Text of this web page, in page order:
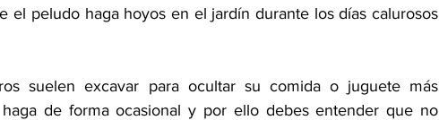
el peludo haga hoyos en el jardín durante los días calurosos
suelen excavar para ocultar su comida o juguete más
de forma ocasional y por ello debes entender que no